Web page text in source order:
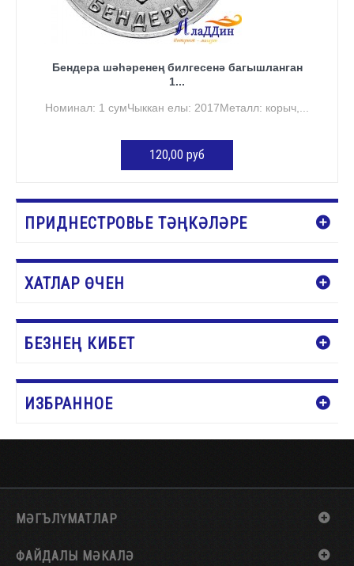
Бендера шәһәренең билгесенә багышланган
1...
Номинал: 1 сумЧыккан елы: 2017Металл: корыч,...
120,00 руб
ПРИДНЕСТРОВЬЕ ТӘҢКӘЛӘРЕ
ХАТЛАР ӨЧЕН
БЕЗНЕҢ КИБЕТ
ИЗБРАННОЕ
МӘГЪЛҮМАТЛАР
ФАЙДАЛЫ МӘКАЛӘ